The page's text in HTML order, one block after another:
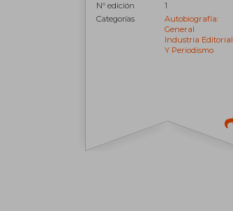
N° edición
1
Categorías
Autobiografía:
General
Industria Editorial
Y Periodismo